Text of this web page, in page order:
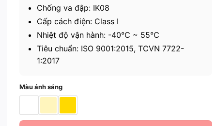
Chống va đập: IK08
Cấp cách điện: Class I
Nhiệt độ vận hành: -40℃ ~ 55℃
Tiêu chuẩn: ISO 9001:2015, TCVN 7722-
1:2017
Màu ánh sáng